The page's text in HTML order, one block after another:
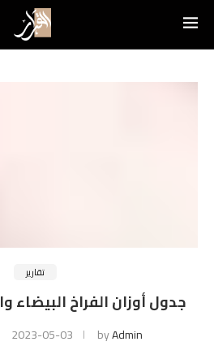
تقارير
جدول أوزان الفراخ البيضاء
byAdmin
2023-05-03